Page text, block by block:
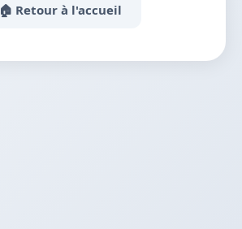
🏠 Retour à l'accueil